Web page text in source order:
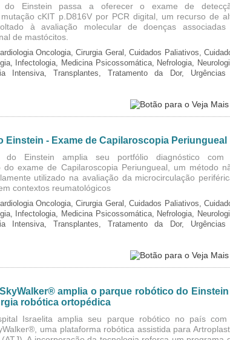
do Einstein passa a oferecer o exame de
cKIT p.D816V por PCR digital, um recurso de
à avaliação molecular de doenças associadas
de mastócitos.
Oncologia, Cirurgia Geral, Cuidados Paliativos,
Infectologia, Medicina Psicossomática, Nefrologia,
Intensiva, Transplantes, Tratamento da Dor,
Einstein - Exame de Capilaroscopia Periungueal
do Einstein amplia seu portfólio diagnóstico com
do exame de Capilaroscopia Periungueal, um método
utilizado na avaliação da microcirculação
contextos reumatológicos
Oncologia, Cirurgia Geral, Cuidados Paliativos,
Infectologia, Medicina Psicossomática, Nefrologia,
Intensiva, Transplantes, Tratamento da Dor,
amplia o parque robótico do Einstein
robótica ortopédica
Israelita amplia seu parque robótico no país com
uma plataforma robótica assistida para